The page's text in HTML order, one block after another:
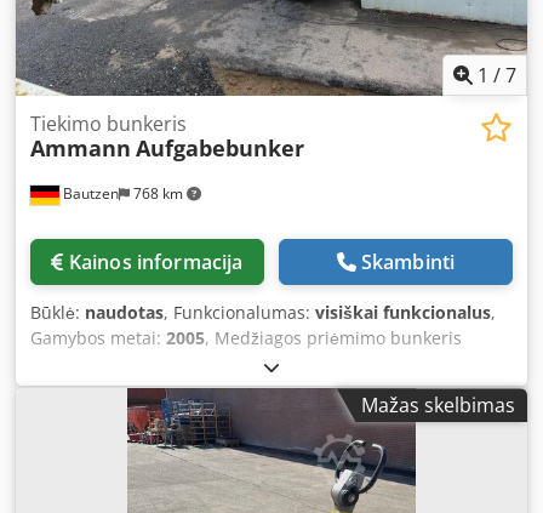
1 /7
Bautzen 768 km
Tiekimo bunkeris
Ammann Aufgabebunker
Kainos informacija Skambinti
Būklė: naudotas, Funkcionalumas: visiškai funkcionalus,
Gamybos metai: 2005, Medžiagos priėmimo bunkeris
Tinklelio grotelės Dksdpfezq Szrox Aa Ejr Ištraukimo
konvejeris 12 m ilgio konvejeris su 650 mm pločio juosta.
Mažas skelbimas